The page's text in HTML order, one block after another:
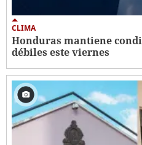
CLIMA
Honduras mantiene
débiles este viernes